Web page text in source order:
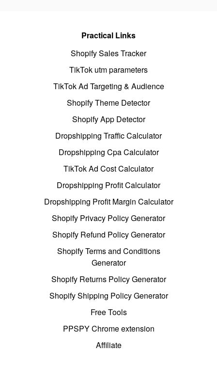
Practical Links
Shopify Sales Tracker
TikTok utm parameters
TikTok Ad Targeting & Audience
Shopify Theme Detector
Shopify App Detector
Dropshipping Traffic Calculator
Dropshipping Cpa Calculator
TikTok Ad Cost Calculator
Dropshipping Profit Calculator
Dropshipping Profit Margin Calculator
Shopify Privacy Policy Generator
Shopify Refund Policy Generator
Shopify Terms and Conditions
Generator
Shopify Returns Policy Generator
Shopify Shipping Policy Generator
Free Tools
PPSPY Chrome extension
Affiliate